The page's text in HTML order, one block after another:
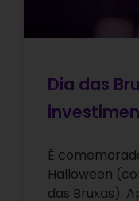
Dia das
É
Halloween
das Bruxas).